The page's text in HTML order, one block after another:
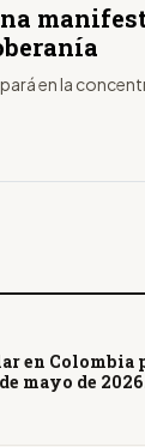
en la
en Colombia
mayo de